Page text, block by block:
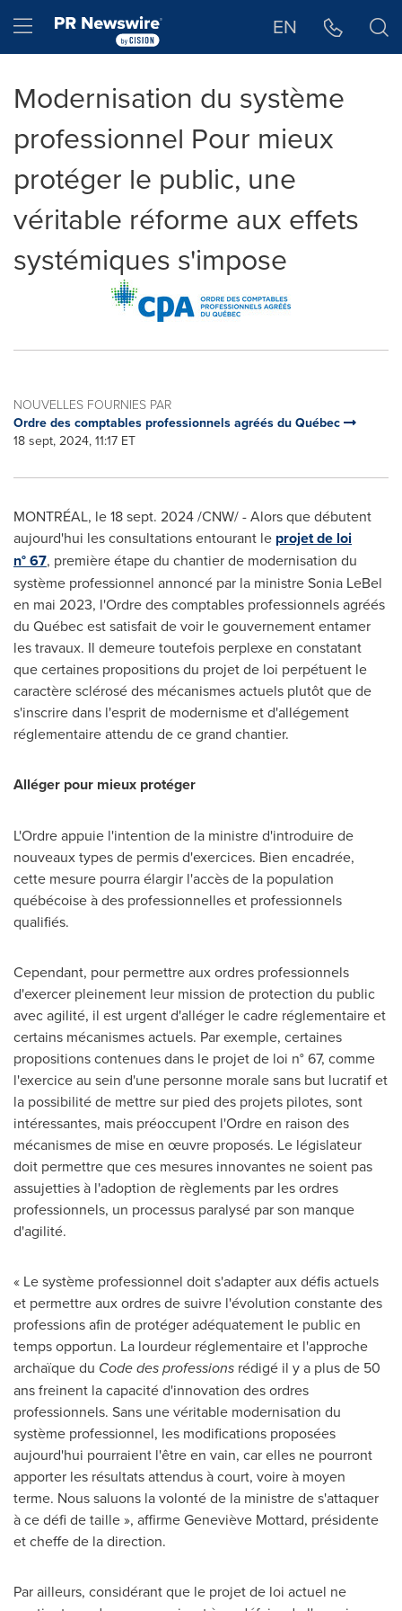
Hamburger menu EN
Modernisation du système
professionnel Pour mieux
protéger le public, une
véritable réforme aux effets
systémiques s'impose
NOUVELLES FOURNIES PAR
Ordre des comptables professionnels agréés du Québec
18 sept, 2024, 11:17 ET
MONTRÉAL, le18 sept. 2024/CNW/ - Alors que débutent
aujourd'hui les consultations entourant le projet de loi
n° 67, première étape du chantier de modernisation du
système professionnel annoncé par la ministreSonia LeBel
en mai 2023, l'Ordre des comptables professionnels agréés
du Québec est satisfait de voir le gouvernement entamer
les travaux. Il demeure toutefois perplexe en constatant
que certaines propositions du projet de loi perpétuent le
caractère sclérosé des mécanismes actuels plutôt que de
s'inscrire dans l'esprit de modernisme et d'allégement
réglementaire attendu de ce grand chantier.
Alléger pour mieux protéger
L'Ordre appuie l'intention de la ministre d'introduire de
nouveaux types de permis d'exercices. Bien encadrée,
cette mesure pourra élargir l'accès de la population
québécoise à des professionnelles et professionnels
qualifiés.
Cependant, pour permettre aux ordres professionnels
d'exercer pleinement leur mission de protection du public
avec agilité, il est urgent d'alléger le cadre réglementaire et
certains mécanismes actuels. Par exemple, certaines
propositions contenues dans le projet de loi n° 67, comme
l'exercice au sein d'une personne morale sans but lucratif et
la possibilité de mettre sur pied des projets pilotes, sont
intéressantes, mais préoccupent l'Ordre en raison des
mécanismes de mise en œuvre proposés. Le législateur
doit permettre que ces mesures innovantes ne soient pas
assujetties à l'adoption de règlements par les ordres
professionnels, un processus paralysé par son manque
d'agilité.
« Le système professionnel doit s'adapter aux défis actuels
et permettre aux ordres de suivre l'évolution constante des
professions afin de protéger adéquatement le public en
temps opportun. La lourdeur réglementaire et l'approche
archaïque du Code des professions rédigé il y a plus de 50
ans freinent la capacité d'innovation des ordres
professionnels. Sans une véritable modernisation du
système professionnel, les modifications proposées
aujourd'hui pourraient l'être en vain, car elles ne pourront
apporter les résultats attendus à court, voire à moyen
terme. Nous saluons la volonté de la ministre de s'attaquer
à ce défi de taille », affirme Geneviève Mottard, présidente
et cheffe de la direction.
Par ailleurs, considérant que le projet de loi actuel ne